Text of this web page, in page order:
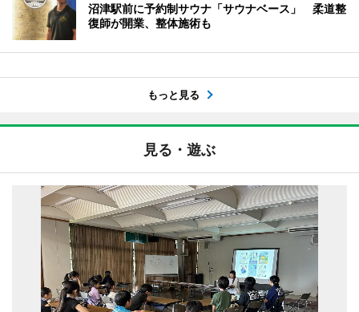
沼津駅前に予約制サウナ「サウナベース」 柔道整
復師が開業、整体施術も
もっと見る
見る・遊ぶ